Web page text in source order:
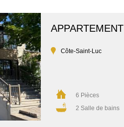
APPARTEMENT
Côte-Saint-Luc
6 Pièces
2 Salle de bains